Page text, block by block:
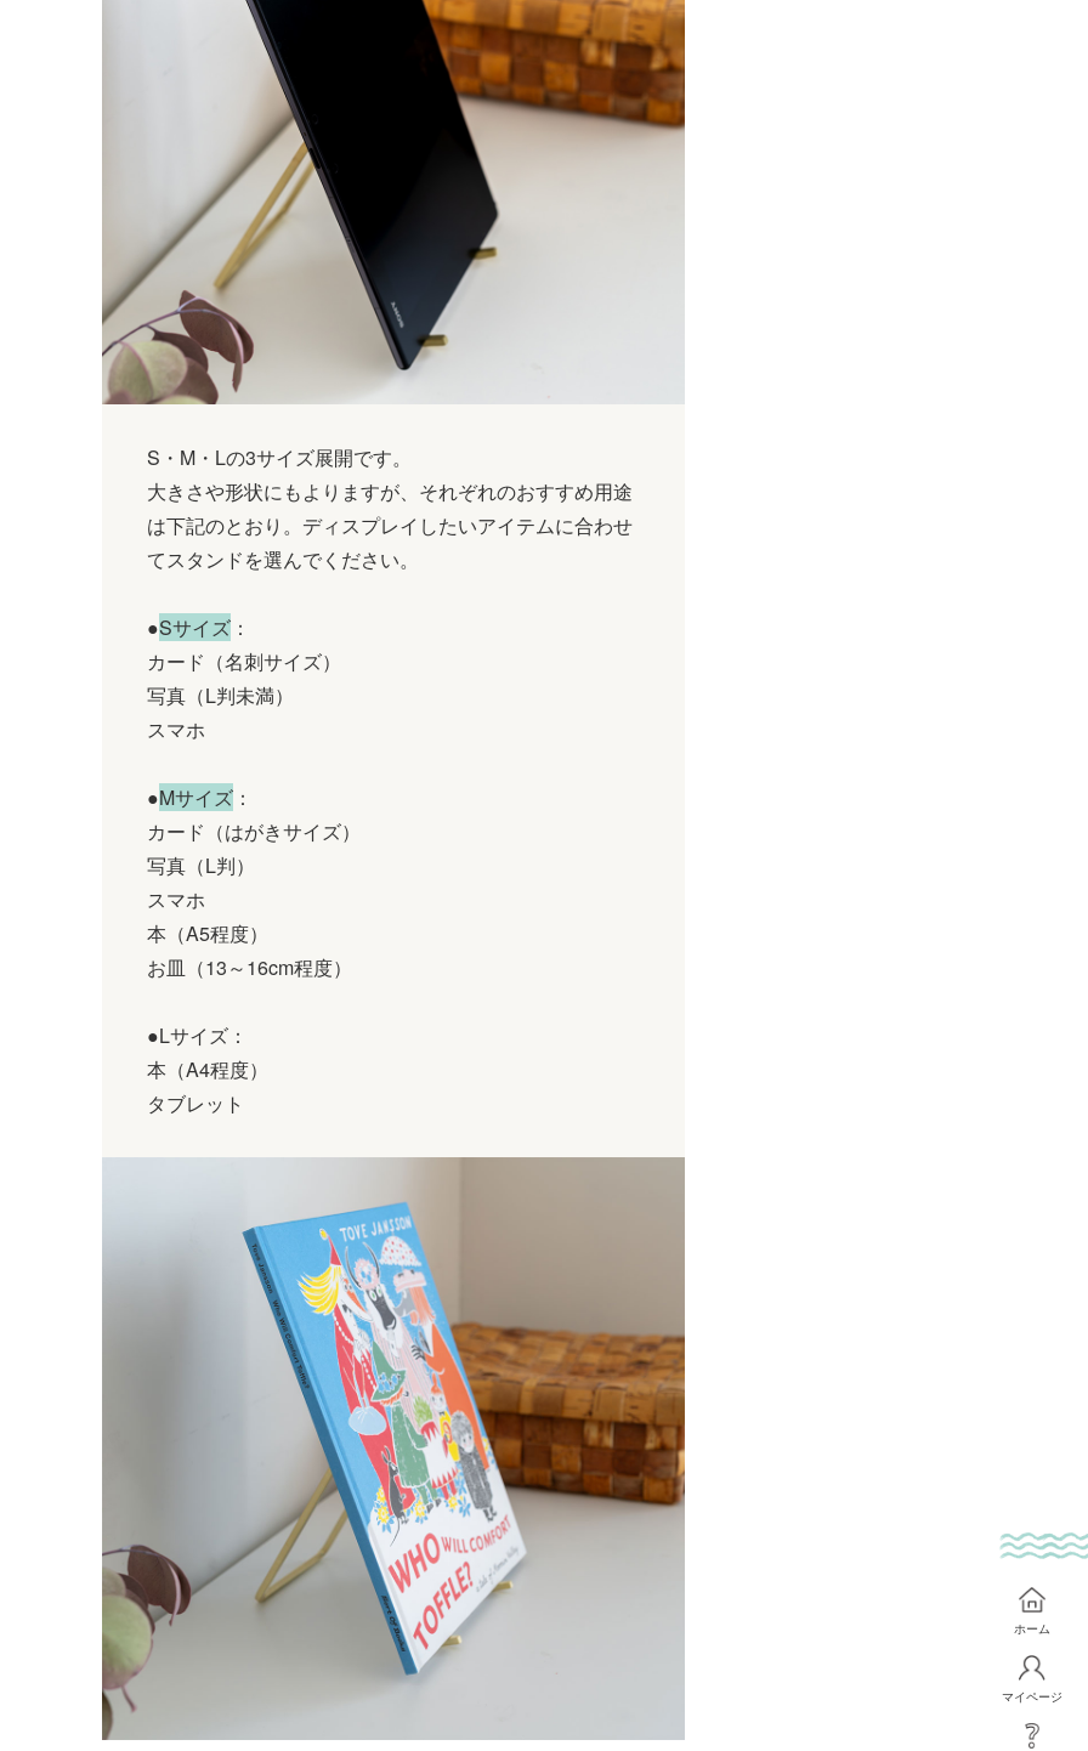
ホーム
マイページ
S・M・Lの3サイズ展開です。
大きさや形状にもよりますが、それぞれのおすすめ用途
は下記のとおり。ディスプレイしたいアイテムに合わせ
てスタンドを選んでください。
●Sサイズ ：
カード（名刺サイズ）
写真（L判未満）
スマホ
●Mサイズ ：
カード（はがきサイズ）
写真（L判）
スマホ
本（A5程度）
お皿（13～16cm程度）
●Lサイズ：
本（A4程度）
タブレット